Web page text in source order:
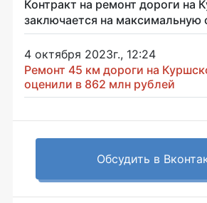
Контракт на ремонт дороги на
заключается на максимальную
4 октября 2023г., 12:24
Ремонт 45 км дороги на
оценили в 862 млн рублей
Обсудить в